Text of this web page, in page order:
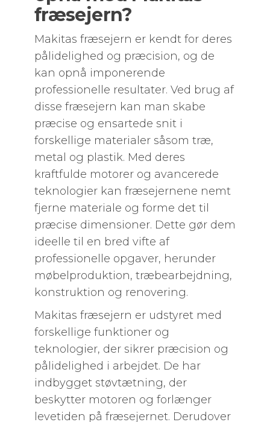
fræsejern?
Makitas fræsejern er kendt for deres
pålidelighed og præcision, og de
kan opnå imponerende
professionelle resultater. Ved brug af
disse fræsejern kan man skabe
præcise og ensartede snit i
forskellige materialer såsom træ,
metal og plastik. Med deres
kraftfulde motorer og avancerede
teknologier kan fræsejernene nemt
fjerne materiale og forme det til
præcise dimensioner. Dette gør dem
ideelle til en bred vifte af
professionelle opgaver, herunder
møbelproduktion, træbearbejdning,
konstruktion og renovering.
Makitas fræsejern er udstyret med
forskellige funktioner og
teknologier, der sikrer præcision og
pålidelighed i arbejdet. De har
indbygget støvtætning, der
beskytter motoren og forlænger
levetiden på fræsejernet. Derudover